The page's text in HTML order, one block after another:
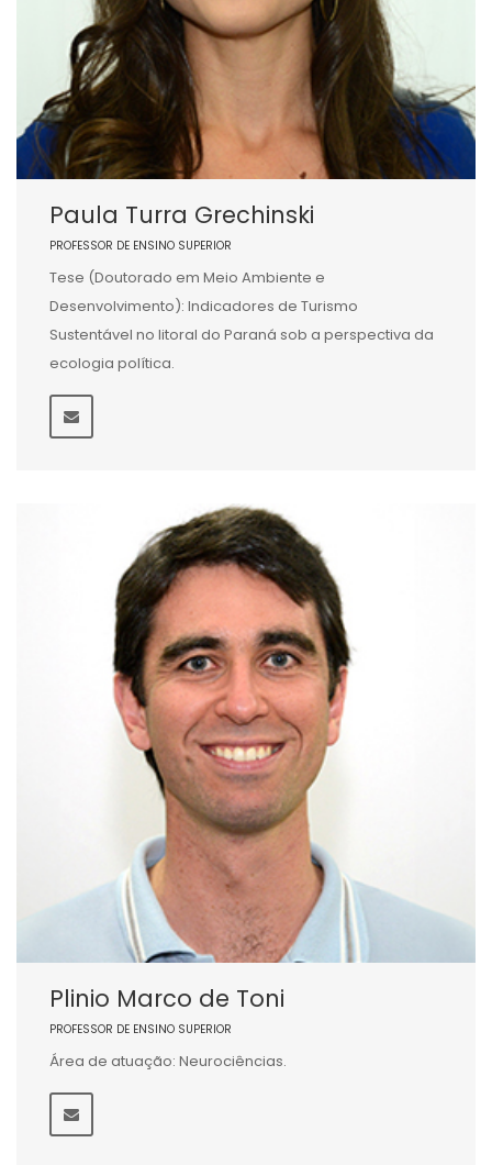
Paula Turra Grechinski
PROFESSOR DE ENSINO SUPERIOR
Tese (Doutorado em Meio Ambiente e
Desenvolvimento): Indicadores de Turismo
Sustentável no litoral do Paraná sob a perspectiva da
ecologia política.
Plinio Marco de Toni
PROFESSOR DE ENSINO SUPERIOR
Área de atuação: Neurociências.